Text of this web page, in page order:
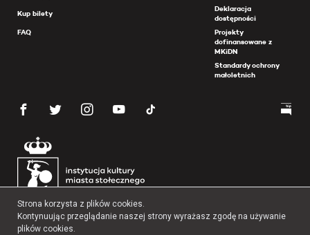
Kup bilety
FAQ
Deklaracja
dostępności
Projekty
dofinansowane z
MKiDN
Standardy ochrony
małoletnich
Strona korzysta z plików cookies.
Kontynuując przeglądanie naszej strony wyrażasz zgodę na używanie
plików cookies.